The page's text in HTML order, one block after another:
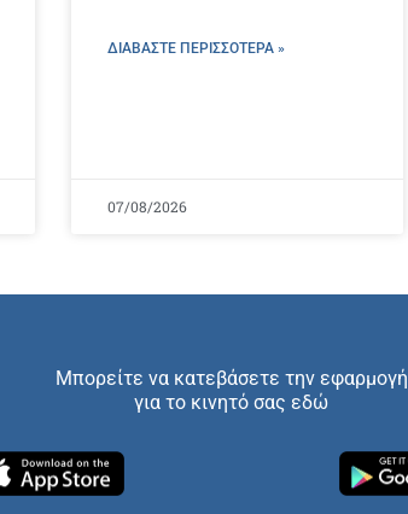
ΔΙΑΒΑΣΤΕ ΠΕΡΙΣΣΌΤΕΡΑ »
07/08/2026
Μπορείτε να κατεβάσετε την εφαρμογή
για το κινητό σας εδώ